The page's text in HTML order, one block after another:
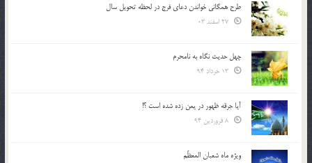
طرح همگانی خواندن دعای فرج در لحظه تحویل سال
چهل حدیث نگاه به نامحرم
آیا جرقه ظهور در یمن زده شده است ؟!
ویژه ماه شعبان المعظّم